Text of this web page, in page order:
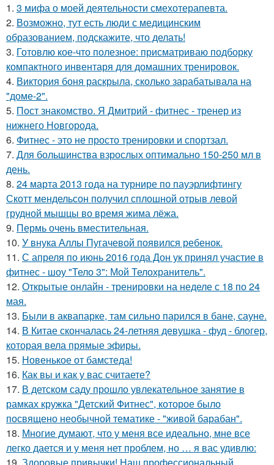
1. 3 мифа о моей деятельности смехотерапевта.
2. Возможно, тут есть люди с медицинским
образованием, подскажите, что делать!
3. Готовлю кое-что полезное: присматриваю подборку
компактного инвентаря для домашних тренировок.
4. Виктория боня раскрыла, сколько зарабатывала на
"доме-2".
5. Пост знакомство. Я Дмитрий - фитнес - тренер из
нижнего Новгорода.
6. Фитнес - это не просто тренировки и спортзал.
7. Для большинства взрослых оптимально 150-250 мл в
день.
8. 24 марта 2013 года на турнире по пауэрлифтингу
Скотт мендельсон получил сплошной отрыв левой
грудной мышцы во время жима лёжа.
9. Пермь очень вместительная.
10. У внука Аллы Пугачевой появился ребенок.
11. С апреля по июнь 2016 года Дон ук принял участие в
фитнес - шоу "Тело 3": Мой Телохранитель".
12. Открытые онлайн - тренировки на неделе с 18 по 24
мая.
13. Были в аквапарке, там сильно парился в бане, сауне.
14. В Китае скончалась 24-летняя девушка - фуд - блогер,
которая вела прямые эфиры.
15. Новенькое от бамстеда!
16. Как вы и как у вас считаете?
17. В детском саду прошло увлекательное занятие в
рамках кружка "Детский Фитнес", которое было
посвящено необычной тематике - "живой барабан".
18. Многие думают, что у меня все идеально, мне все
легко дается и у меня нет проблем, но … я вас удивлю: